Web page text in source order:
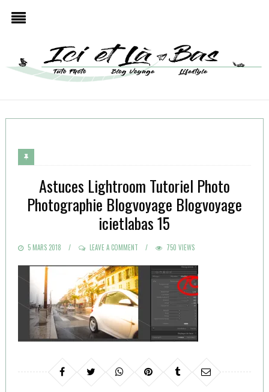
Astuces Lightroom Tutoriel Photo
Photographie Blogvoyage Blogvoyage
icietlabas 15
POSTED
5 MARS 2018 LEAVE A COMMENT 750 VIEWS